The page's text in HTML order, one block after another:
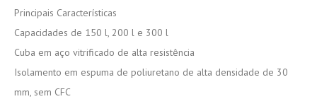
Principais Características
Capacidades de 150 l, 200 l e 300 l
Cuba em aço vitrificado de alta resistência
Isolamento em espuma de poliuretano de alta densidade de 30
mm, sem CFC